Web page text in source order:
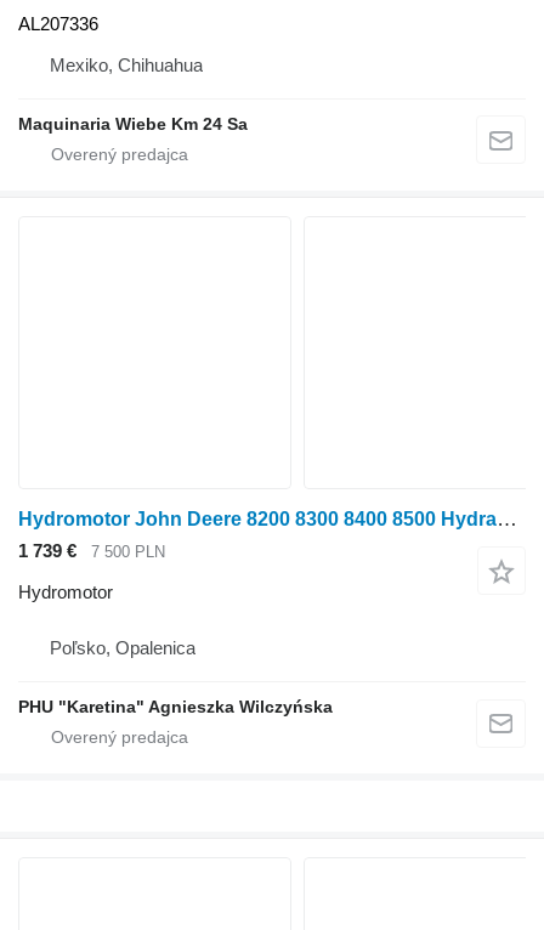
AL207336
Mexiko, Chihuahua
Maquinaria Wiebe Km 24 Sa
Hydromotor John Deere 8200 8300 8400 8500 Hydraulický motor AXE83863 na kolesového traktora John Deere 8200 8300 8400 8500
1 739 € 7 500 PLN
Hydromotor
Poľsko, Opalenica
PHU "Karetina" Agnieszka Wilczyńska